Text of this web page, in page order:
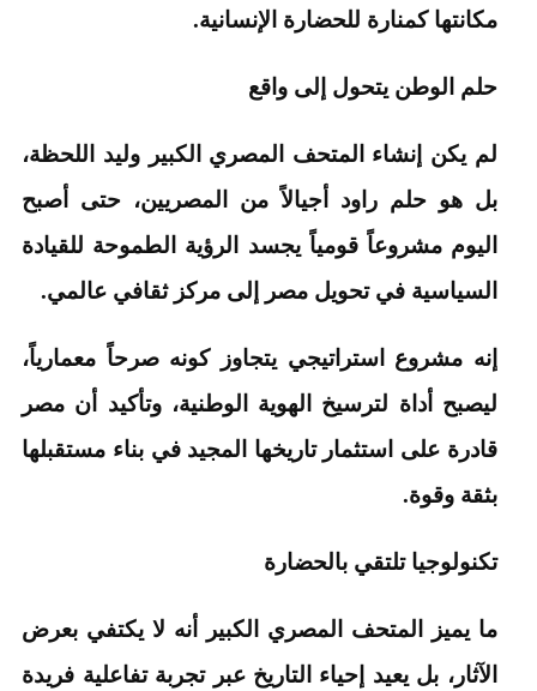
مكانتها كمنارة للحضارة الإنسانية.
حلم الوطن يتحول إلى واقع
لم يكن إنشاء المتحف المصري الكبير وليد اللحظة،
بل هو حلم راود أجيالاً من المصريين، حتى أصبح
اليوم مشروعاً قومياً يجسد الرؤية الطموحة للقيادة
السياسية في تحويل مصر إلى مركز ثقافي عالمي.
إنه مشروع استراتيجي يتجاوز كونه صرحاً معمارياً،
ليصبح أداة لترسيخ الهوية الوطنية، وتأكيد أن مصر
قادرة على استثمار تاريخها المجيد في بناء مستقبلها
بثقة وقوة.
تكنولوجيا تلتقي بالحضارة
ما يميز المتحف المصري الكبير أنه لا يكتفي بعرض
الآثار، بل يعيد إحياء التاريخ عبر تجربة تفاعلية فريدة